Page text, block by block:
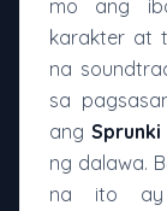
mo ang
karakter at
na
sa
angSprunki
ng dalawa.
na ito ay